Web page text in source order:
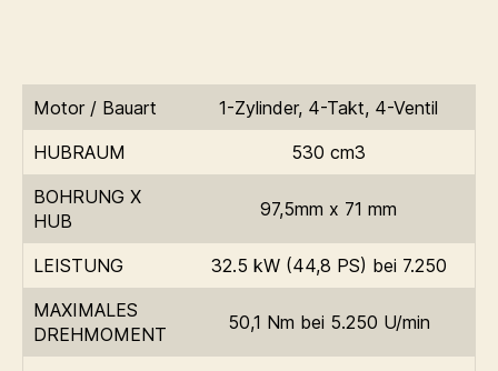
Motor / Bauart
1-Zylinder, 4-Takt, 4-Ventil
HUBRAUM
530 cm3
BOHRUNG X
HUB
97,5mm x 71 mm
LEISTUNG
32.5 kW (44,8 PS) bei 7.250
MAXIMALES
DREHMOMENT
50,1 Nm bei 5.250 U/min